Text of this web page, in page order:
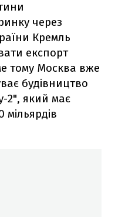
через
Кремль
експорт
тому Москва вже
будівництво
2", який має